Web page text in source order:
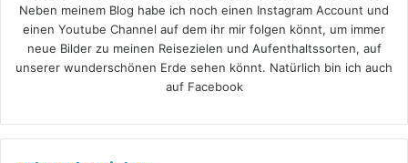
Neben meinem Blog habe ich noch einen Instagram Account und
einen Youtube Channel auf dem ihr mir folgen könnt, um immer
neue Bilder zu meinen Reisezielen und Aufenthaltssorten, auf
unserer wunderschönen Erde sehen könnt. Natürlich bin ich auch
auf Facebook